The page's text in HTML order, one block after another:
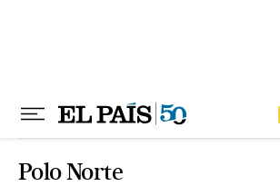
Polo Norte